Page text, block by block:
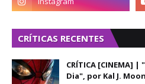
CRÍTICAS RECENTES
CRÍTICA [CINEMA]
Dia", por Kal J. Moon